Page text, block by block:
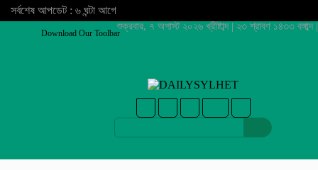
সর্বশেষ আপডেট : ৬ ঘন্টা আগে
শুক্রবার, ৭ অগাস্ট ২০২৬ খ্রীষ্টাব্দ | ২৩ শ্রাবণ ১৪৩৩ বঙ্গাব্দ |
Download Our Toolbar